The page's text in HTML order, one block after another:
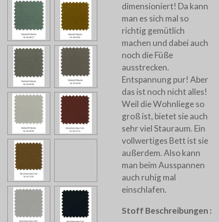
dimensioniert! Da kann
man es sich mal so
richtig gemütlich
machen und dabei auch
noch die Füße
ausstrecken.
Entspannung pur! Aber
das ist noch nicht alles!
Weil die Wohnliege so
groß ist, bietet sie auch
sehr viel Stauraum. Ein
vollwertiges Bett ist sie
außerdem. Also kann
man beim Ausspannen
auch ruhig mal
einschlafen.
Stoff Beschreibungen :